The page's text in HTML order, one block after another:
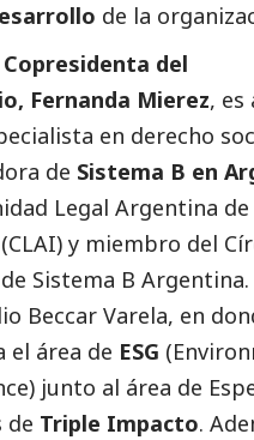
de la
Copresidenta del
Fernanda Mierez, es
en derecho
de Sistema B en
Legal Argentina de
y miembro del
Sistema B Argentina.
Beccar Varela, en
el área de ESG
junto al área de
de Triple Impacto.